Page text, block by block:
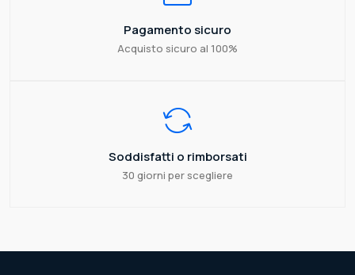
Pagamento sicuro
Acquisto sicuro al 100%
Soddisfatti o rimborsati
30 giorni per scegliere